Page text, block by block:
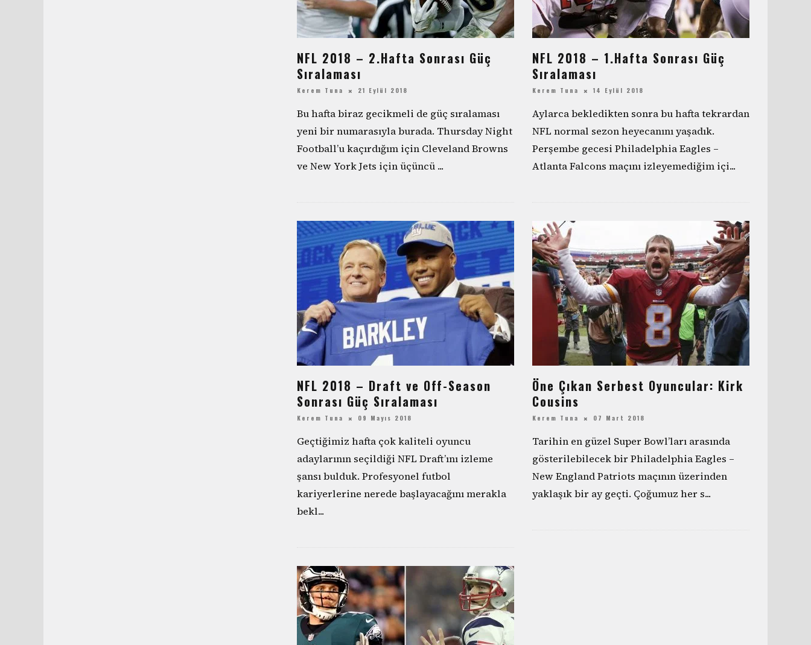
NFL 2018 – 2.Hafta Sonrası Güç
Sıralaması
Kerem Tuna 21 Eylül 2018
Bu hafta biraz gecikmeli de güç sıralaması
yeni bir numarasıyla burada. Thursday Night
Football’u kaçırdığım için Cleveland Browns
ve New York Jets için üçüncü ...
NFL 2018 – 1.Hafta Sonrası Güç
Sıralaması
Kerem Tuna 14 Eylül 2018
Aylarca bekledikten sonra bu hafta tekrardan
NFL normal sezon heyecanını yaşadık.
Perşembe gecesi Philadelphia Eagles –
Atlanta Falcons maçını izleyemediğim içi...
NFL 2018 – Draft ve Off-Season
Sonrası Güç Sıralaması
Kerem Tuna 09 Mayıs 2018
Geçtiğimiz hafta çok kaliteli oyuncu
adaylarının seçildiği NFL Draft’ını izleme
şansı bulduk. Profesyonel futbol
kariyerlerine nerede başlayacağını merakla
bekl...
Öne Çıkan Serbest Oyuncular: Kirk
Cousins
Kerem Tuna 07 Mart 2018
Tarihin en güzel Super Bowl’ları arasında
gösterilebilecek bir Philadelphia Eagles –
New England Patriots maçının üzerinden
yaklaşık bir ay geçti. Çoğumuz her s...